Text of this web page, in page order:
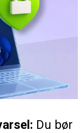
Du bør